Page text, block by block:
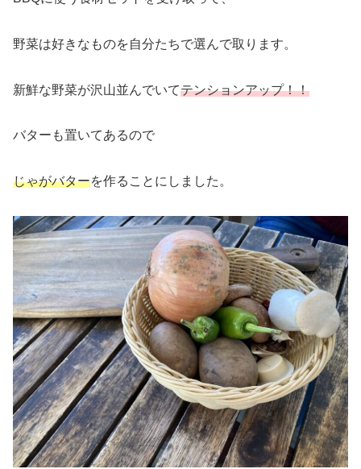
野菜は好きなものを自分たちで選んで取ります。
新鮮な野菜が沢山並んでいてテンションアップ！！
バターも置いてあるので
じゃがバターを作ることにしました。